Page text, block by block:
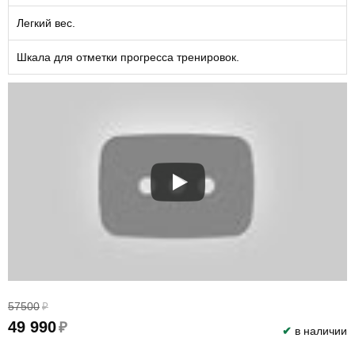
Легкий вес.
Шкала для отметки прогресса тренировок.
57500 ₽
49 990₽ ✔ в наличии